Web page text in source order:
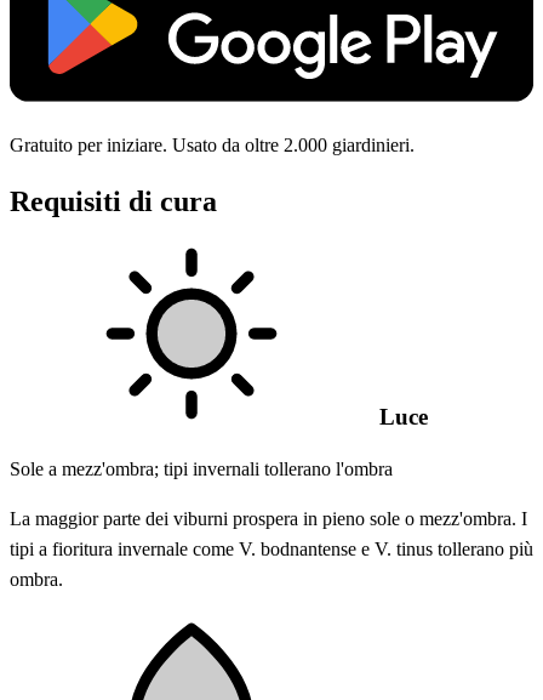
Gratuito per iniziare. Usato da oltre 2.000 giardinieri.
Requisiti di cura
Luce
Sole a mezz'ombra; tipi invernali tollerano l'ombra
La maggior parte dei viburni prospera in pieno sole o mezz'ombra. I
tipi a fioritura invernale come V. bodnantense e V. tinus tollerano più
ombra.